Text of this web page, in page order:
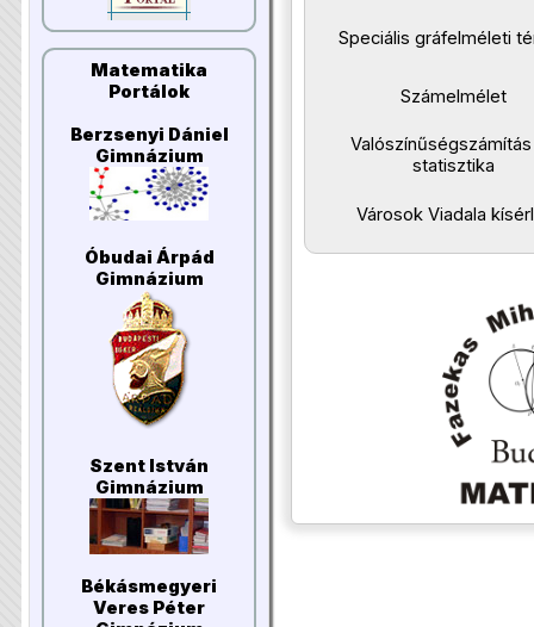
Matematika
Portálok
Berzsenyi Dániel
Gimnázium
Óbudai Árpád
Gimnázium
Szent István
Gimnázium
Békásmegyeri
Veres Péter
Speciális gráfelméleti
Számelmélet
statisztika
Városok Viadala